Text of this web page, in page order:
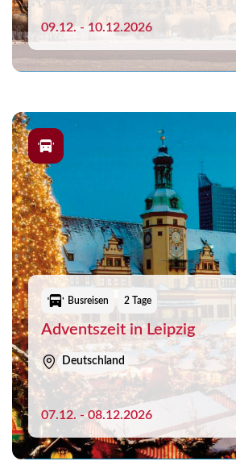
09.12. - 10.12.2026
Busreisen 2 Tage
Adventszeit in Leipzig
Deutschland
07.12. - 08.12.2026